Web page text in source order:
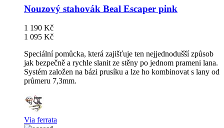
Nouzový stahovák Beal Escaper pink
1 190 Kč
1 095 Kč
Speciální pomůcka, která zajišťuje ten nejjednodušší způsob
jak bezpečně a rychle slanit ze stěny po jednom prameni lana.
Systém založen na bázi prusíku a lze ho kombinovat s lany od
průmeru 7,3mm.
Via ferrata